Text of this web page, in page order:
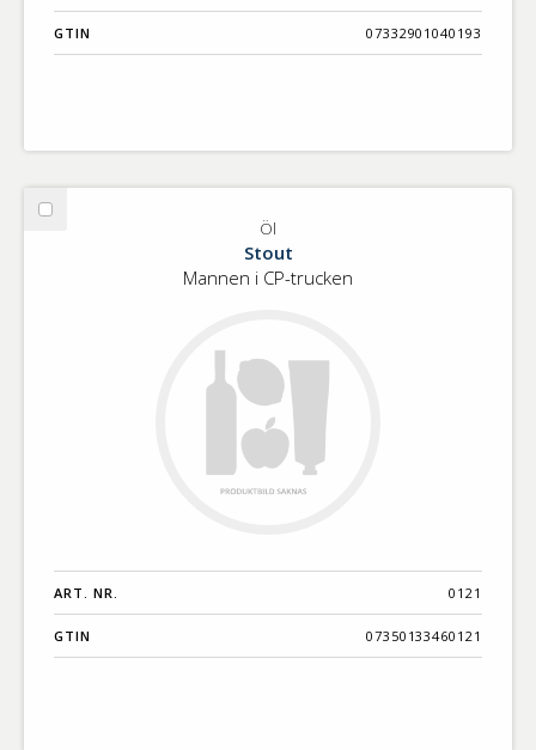
GTIN 07332901040193
Välj
Öl
Stout
Mannen i CP-trucken
ART. NR. 0121
GTIN 07350133460121